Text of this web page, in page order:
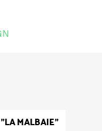
MALBAIE"